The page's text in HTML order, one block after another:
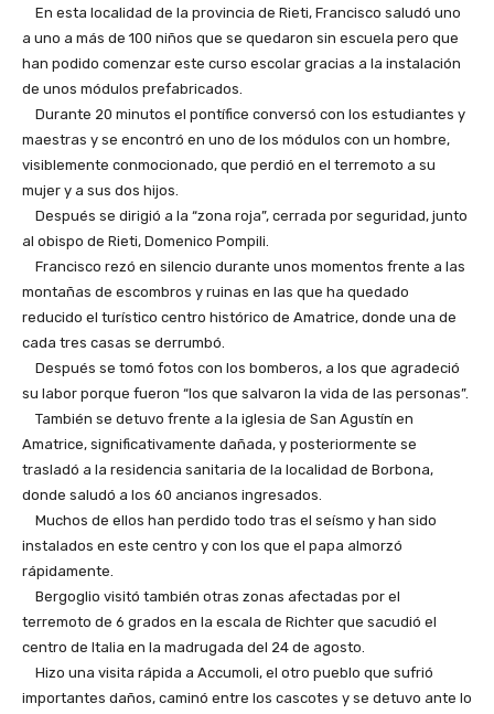
En esta localidad de la provincia de Rieti, Francisco saludó uno
a uno a más de 100 niños que se quedaron sin escuela pero que
han podido comenzar este curso escolar gracias a la instalación
de unos módulos prefabricados.
Durante 20 minutos el pontífice conversó con los estudiantes y
maestras y se encontró en uno de los módulos con un hombre,
visiblemente conmocionado, que perdió en el terremoto a su
mujer y a sus dos hijos.
Después se dirigió a la “zona roja”, cerrada por seguridad, junto
al obispo de Rieti, Domenico Pompili.
Francisco rezó en silencio durante unos momentos frente a las
montañas de escombros y ruinas en las que ha quedado
reducido el turístico centro histórico de Amatrice, donde una de
cada tres casas se derrumbó.
Después se tomó fotos con los bomberos, a los que agradeció
su labor porque fueron “los que salvaron la vida de las personas”.
También se detuvo frente a la iglesia de San Agustín en
Amatrice, significativamente dañada, y posteriormente se
trasladó a la residencia sanitaria de la localidad de Borbona,
donde saludó a los 60 ancianos ingresados.
Muchos de ellos han perdido todo tras el seísmo y han sido
instalados en este centro y con los que el papa almorzó
rápidamente.
Bergoglio visitó también otras zonas afectadas por el
terremoto de 6 grados en la escala de Richter que sacudió el
centro de Italia en la madrugada del 24 de agosto.
Hizo una visita rápida a Accumoli, el otro pueblo que sufrió
importantes daños, caminó entre los cascotes y se detuvo ante lo